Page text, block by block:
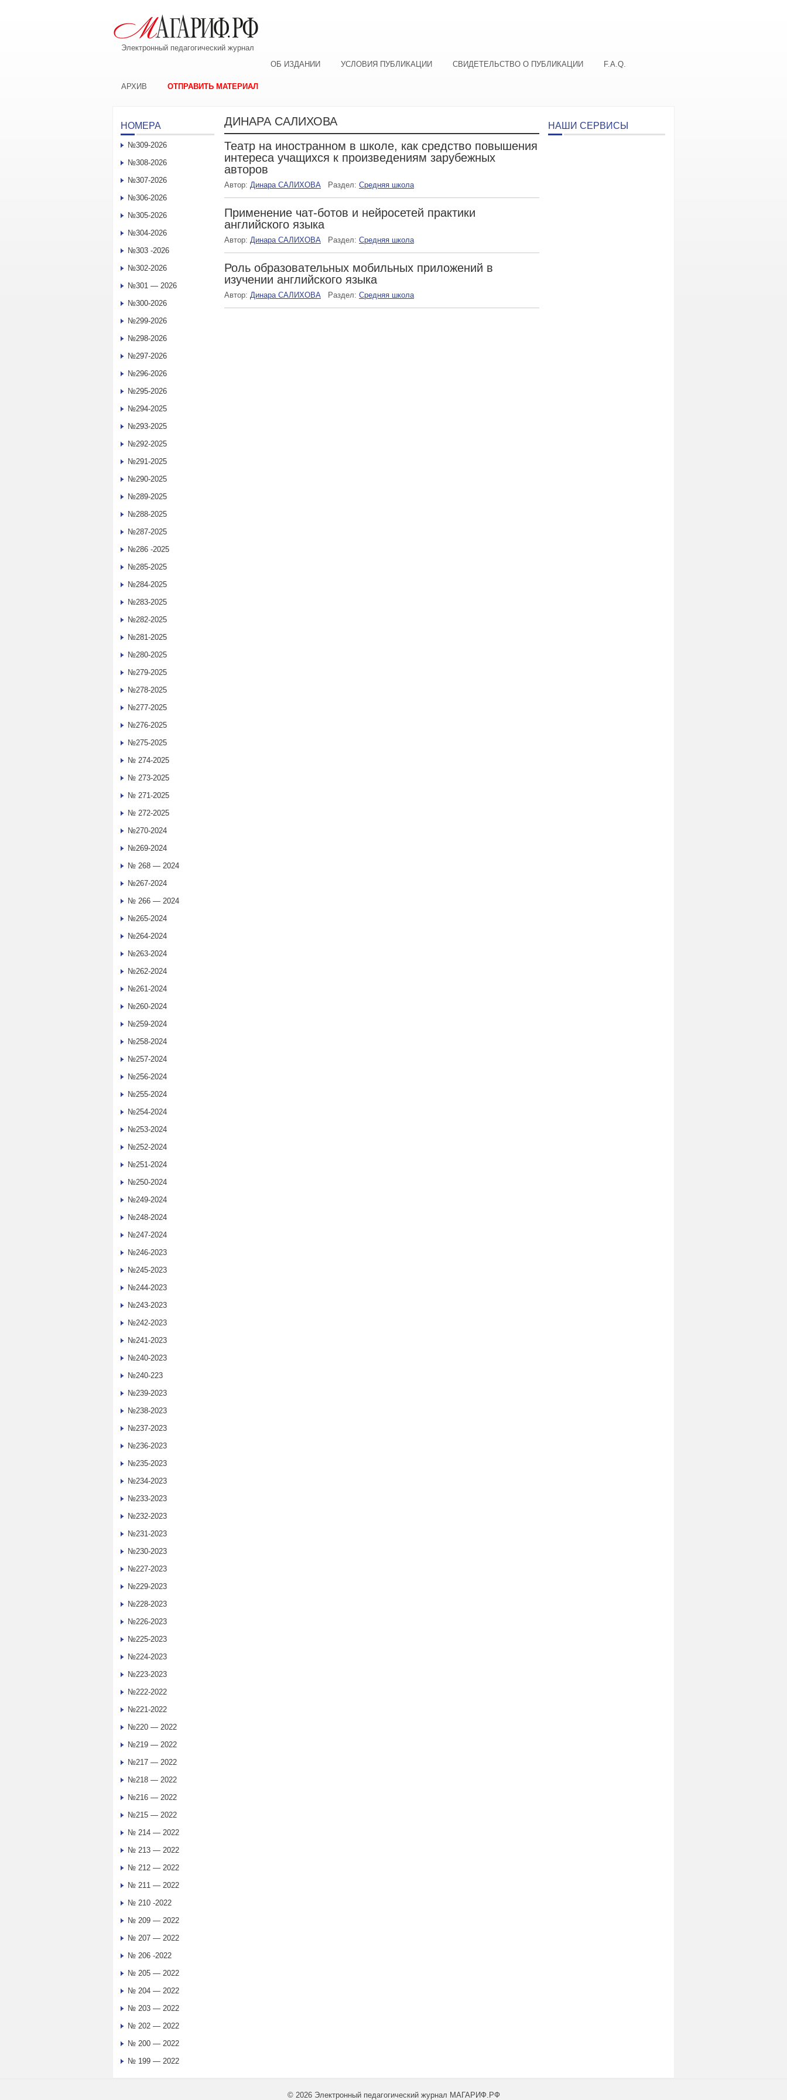
Электронный педагогический журнал
ОБ ИЗДАНИИ
УСЛОВИЯ ПУБЛИКАЦИИ СВИДЕТЕЛЬСТВО О ПУБЛИКАЦИИ F.A.Q.
АРХИВ ОТПРАВИТЬ МАТЕРИАЛ
ДИНАРА САЛИХОВА
Театр на иностранном в школе, как средство повышения
интереса учащихся к произведениям зарубежных
авторов
Автор: Динара САЛИХОВА Раздел: Средняя школа
Применение чат-ботов и нейросетей практики
английского языка
Автор: Динара САЛИХОВА Раздел: Средняя школа
Роль образовательных мобильных приложений в
изучении английского языка
Автор: Динара САЛИХОВА Раздел: Средняя школа
НОМЕРА
№309-2026
№308-2026
№307-2026
№306-2026
№305-2026
№304-2026
№303 -2026
№302-2026
№301 — 2026
№300-2026
№299-2026
№298-2026
№297-2026
№296-2026
№295-2026
№294-2025
№293-2025
№292-2025
№291-2025
№290-2025
№289-2025
№288-2025
№287-2025
№286 -2025
№285-2025
№284-2025
№283-2025
№282-2025
№281-2025
№280-2025
№279-2025
№278-2025
№277-2025
№276-2025
№275-2025
№ 274-2025
№ 273-2025
№ 271-2025
№ 272-2025
№270-2024
№269-2024
№ 268 — 2024
№267-2024
№ 266 — 2024
№265-2024
№264-2024
№263-2024
№262-2024
№261-2024
№260-2024
№259-2024
№258-2024
№257-2024
№256-2024
№255-2024
№254-2024
№253-2024
№252-2024
№251-2024
№250-2024
№249-2024
№248-2024
№247-2024
№246-2023
№245-2023
№244-2023
№243-2023
№242-2023
№241-2023
№240-2023
№240-223
№239-2023
№238-2023
№237-2023
№236-2023
№235-2023
№234-2023
№233-2023
№232-2023
№231-2023
№230-2023
№227-2023
№229-2023
№228-2023
№226-2023
№225-2023
№224-2023
№223-2023
№222-2022
№221-2022
№220 — 2022
№219 — 2022
№217 — 2022
№218 — 2022
№216 — 2022
№215 — 2022
№ 214 — 2022
№ 213 — 2022
№ 212 — 2022
№ 211 — 2022
№ 210 -2022
№ 209 — 2022
№ 207 — 2022
№ 206 -2022
№ 205 — 2022
№ 204 — 2022
№ 203 — 2022
№ 202 — 2022
№ 200 — 2022
№ 199 — 2022
НАШИ СЕРВИСЫ
© 2026 Электронный педагогический журнал МАГАРИФ.РФ